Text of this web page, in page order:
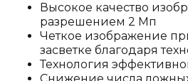
Высокое качество
разрешением 2 Мп
Четкое изображение
засветке благодаря
Технология